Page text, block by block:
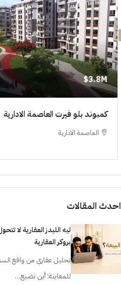
3.8M$
كمبوند بلو فيرت العاصمة الادارية
العاصمة الادارية
احدث المقالات
ليه الليدز العقارية لا
بروكر العقارية
تحليل عقاري من واقع
للمعاينة: أين تضيع…